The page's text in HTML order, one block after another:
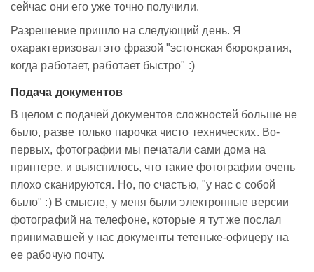
сейчас они его уже точно получили.
Разрешение пришло на следующий день. Я
охарактеризовал это фразой "эстонская бюрократия,
когда работает, работает быстро" :)
Подача документов
В целом с подачей документов сложностей больше не
было, разве только парочка чисто технических. Во-
первых, фотографии мы печатали сами дома на
принтере, и выяснилось, что такие фотографии очень
плохо сканируются. Но, по счастью, "у нас с собой
было" :) В смысле, у меня были электронные версии
фотографий на телефоне, которые я тут же послал
принимавшей у нас документы тетеньке-офицеру на
ее рабочую почту.